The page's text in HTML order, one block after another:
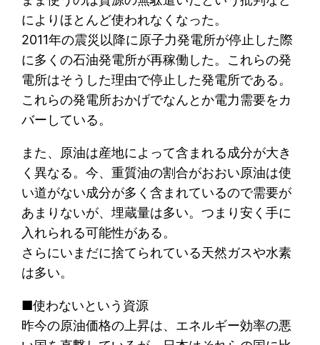
によりほとんど使われなくなった。
2011年の震災以降に原子力発電所が停止した際
に多くの石油発電所が再稼働した。これらの発
電所はそうした理由で停止した発電所である。
これらの発電所おかげでなんとか電力需要をカ
バーしている。
また、原油は産地によって含まれる成分が大き
く異なる。今、重質油の割合がおおい原油は使
い道がない成分が多く含まれているので需要が
あまりないが、埋蔵量は多い。つまり安く手に
入れられる可能性がある。
さらにいまだに捨てられている天然ガスや水素
は多い。
■使わないという資源
昨今の原油価格の上昇は、エネルギー効率の悪